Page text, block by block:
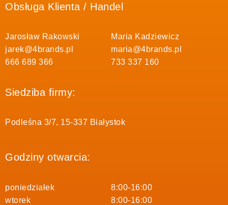
Obsługa Klienta / Handel
Jarosław Rakowski
jarek@4brands.pl
666 689 366
Maria Kadziewicz
maria@4brands.pl
733 337 160
Siedziba firmy:
Podleśna 3/7, 15-337 Białystok
Godziny otwarcia:
poniedziałek
wtorek
8:00-16:00
8:00-16:00